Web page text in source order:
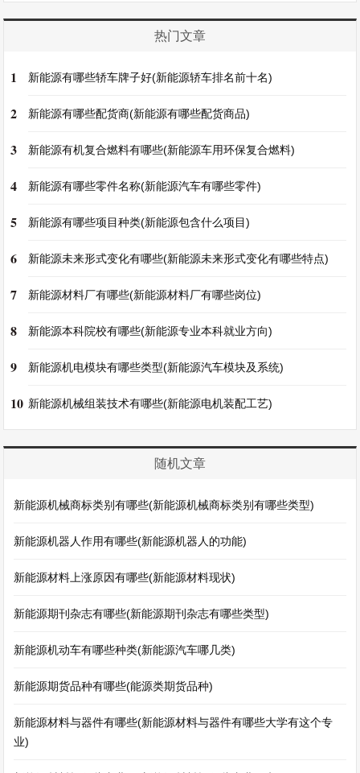
热门文章
1 新能源有哪些轿车牌子好(新能源轿车排名前十名)
2 新能源有哪些配货商(新能源有哪些配货商品)
3 新能源有机复合燃料有哪些(新能源车用环保复合燃料)
4 新能源有哪些零件名称(新能源汽车有哪些零件)
5 新能源有哪些项目种类(新能源包含什么项目)
6 新能源未来形式变化有哪些(新能源未来形式变化有哪些特点)
7 新能源材料厂有哪些(新能源材料厂有哪些岗位)
8 新能源本科院校有哪些(新能源专业本科就业方向)
9 新能源机电模块有哪些类型(新能源汽车模块及系统)
10 新能源机械组装技术有哪些(新能源电机装配工艺)
随机文章
新能源机械商标类别有哪些(新能源机械商标类别有哪些类型)
新能源机器人作用有哪些(新能源机器人的功能)
新能源材料上涨原因有哪些(新能源材料现状)
新能源期刊杂志有哪些(新能源期刊杂志有哪些类型)
新能源机动车有哪些种类(新能源汽车哪几类)
新能源期货品种有哪些(能源类期货品种)
新能源材料与器件有哪些(新能源材料与器件有哪些大学有这个专
业)